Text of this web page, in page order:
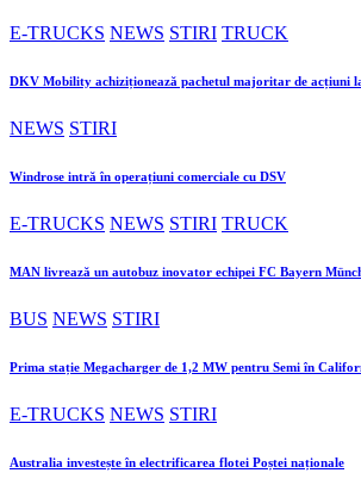
E-TRUCKS NEWS STIRI TRUCK
DKV Mobility achiziționează pachetul majoritar de acțiuni
NEWS STIRI
Windrose intră în operațiuni comerciale cu DSV
E-TRUCKS NEWS STIRI TRUCK
MAN livrează un autobuz inovator echipei FC Bayern
BUS NEWS STIRI
Prima stație Megacharger de 1,2 MW pentru Semi în
E-TRUCKS NEWS STIRI
Australia investește în electrificarea flotei Poștei naționale